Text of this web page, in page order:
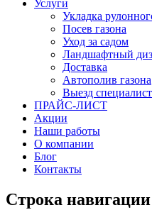
Услуги
Укладка
Посев газона
Уход за садом
Ландшафтный
Доставка
Автополив газона
Выезд
ПРАЙС-ЛИСТ
Акции
Наши работы
О компании
Блог
Контакты
Строка навигации